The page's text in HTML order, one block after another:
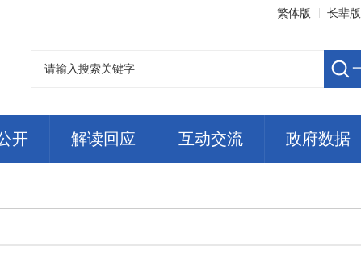
繁体版 长辈版
开 解读回应 互动交流 政府数据